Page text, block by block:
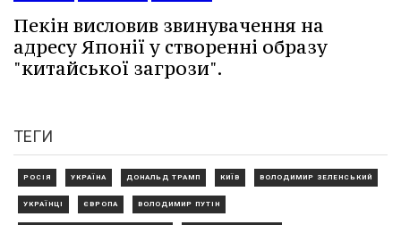
Пекін висловив звинувачення на
адресу Японії у створенні образу
"китайської загрози".
ТЕГИ
РОСІЯ УКРАЇНА ДОНАЛЬД ТРАМП КИЇВ ВОЛОДИМИР ЗЕЛЕНСЬКИЙ
УКРАЇНЦІ ЄВРОПА ВОЛОДИМИР ПУТІН